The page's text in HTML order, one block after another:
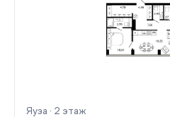
Яуза · 2 этаж